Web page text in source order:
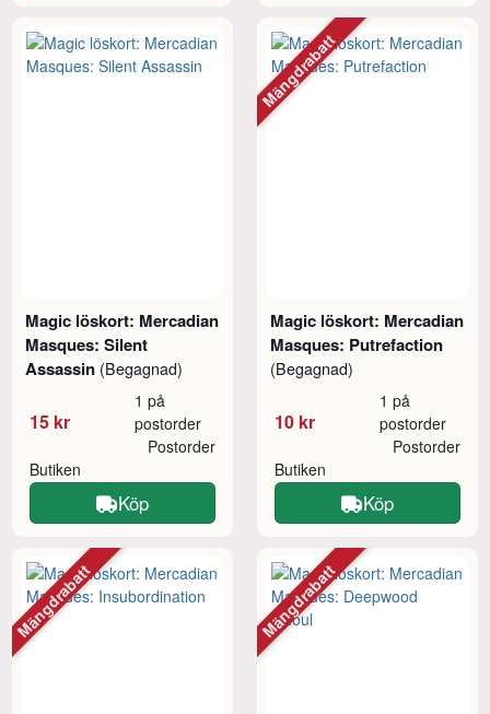
Magic löskort: Mercadian
Masques: Silent
Assassin (Begagnad)
15 kr
1 på
postorder
Butiken
Postorder
Köp
Magic löskort: Mercadian
Masques: Putrefaction
(Begagnad)
10 kr
1 på
postorder
Butiken
Postorder
Köp
Mängdrabatt
Mängdrabatt Mängdrabatt